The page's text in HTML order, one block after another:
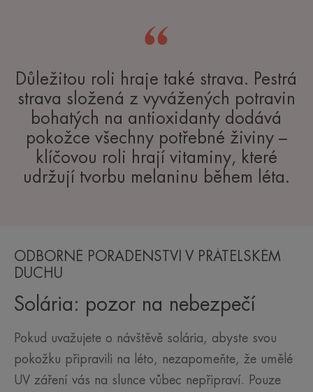
Důležitou roli hraje také strava. Pestrá
strava složená z vyvážených potravin
bohatých na antioxidanty dodává
pokožce všechny potřebné živiny –
klíčovou roli hrají vitaminy, které
udržují tvorbu melaninu během léta.
ODBORNÉ PORADENSTVÍ V PŘÁTELSKÉM
DUCHU
Solária: pozor na nebezpečí
Pokud uvažujete o návštěvě solária, abyste svou
pokožku připravili na léto, nezapomeňte, že umělé
UV záření vás na slunce vůbec nepřipraví. Pouze